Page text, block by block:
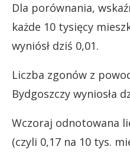
Dla porównania,
każde 10 tysięcy
wyniósł dziś 0,01.
Liczba zgonów z
Bydgoszczy wyniosła
Wczoraj odnotowana
(czyli 0,17 na 10 tys.